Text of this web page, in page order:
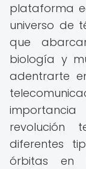
plataforma
universo de
que
biología y
adentrarte
revolución
diferentes
órbitas en